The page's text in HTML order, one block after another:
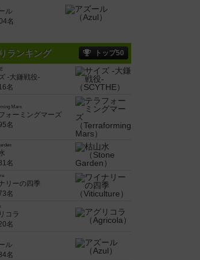
ル
名
ランキング トップ50
-大鎌戦役-
名
Mars
ォーミングマーズ
名
名
リーの四季
名
コラ
名
ル
名